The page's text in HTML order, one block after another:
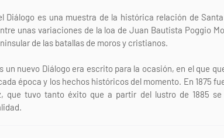
Diálogo es una muestra de la histórica relación de
unas variaciones de la loa de Juan Bautista Poggio
de las batallas de moros y cristianos.
un nuevo Diálogo era escrito para la ocasión, en el que
época y los hechos históricos del momento. En 1875
que tuvo tanto éxito que a partir del lustro de 1885